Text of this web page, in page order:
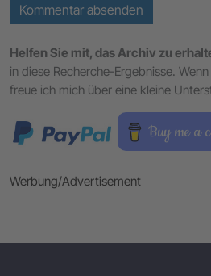
Kommentar absenden
Helfen Sie mit, das Archiv zu
in diese Recherche-Ergebnisse.
freue ich mich über eine kleine
Werbung/Advertisement